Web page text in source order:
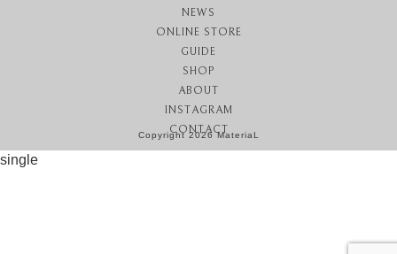
NEWS
ONLINE STORE
GUIDE
SHOP
ABOUT
INSTAGRAM
CONTACT
Copyright 2026 MateriaL
single